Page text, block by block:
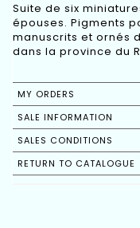
Suite de six
épouses. Pigments
manuscrits et ornés
dans la province du
MY ORDERS
SALE INFORMATION
SALES CONDITIONS
RETURN TO CATALOGUE